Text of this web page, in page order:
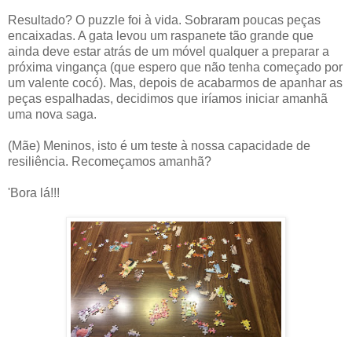
Resultado? O puzzle foi à vida. Sobraram poucas peças
encaixadas. A gata levou um raspanete tão grande que
ainda deve estar atrás de um móvel qualquer a preparar a
próxima vingança (que espero que não tenha começado por
um valente cocó). Mas, depois de acabarmos de apanhar as
peças espalhadas, decidimos que iríamos iniciar amanhã
uma nova saga.
(Mãe) Meninos, isto é um teste à nossa capacidade de
resiliência. Recomeçamos amanhã?
'Bora lá!!!